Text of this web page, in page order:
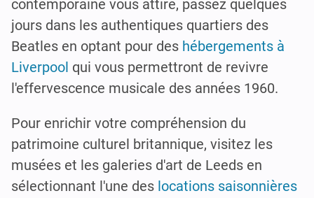
contemporaine vous attire, passez quelques
jours dans les authentiques quartiers des
Beatles en optant pour des hébergements à
Liverpool qui vous permettront de revivre
l'effervescence musicale des années 1960.
Pour enrichir votre compréhension du
patrimoine culturel britannique, visitez les
musées et les galeries d'art de Leeds en
sélectionnant l'une des locations saisonnières